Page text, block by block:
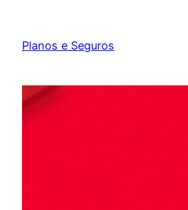
Planos e Seguros